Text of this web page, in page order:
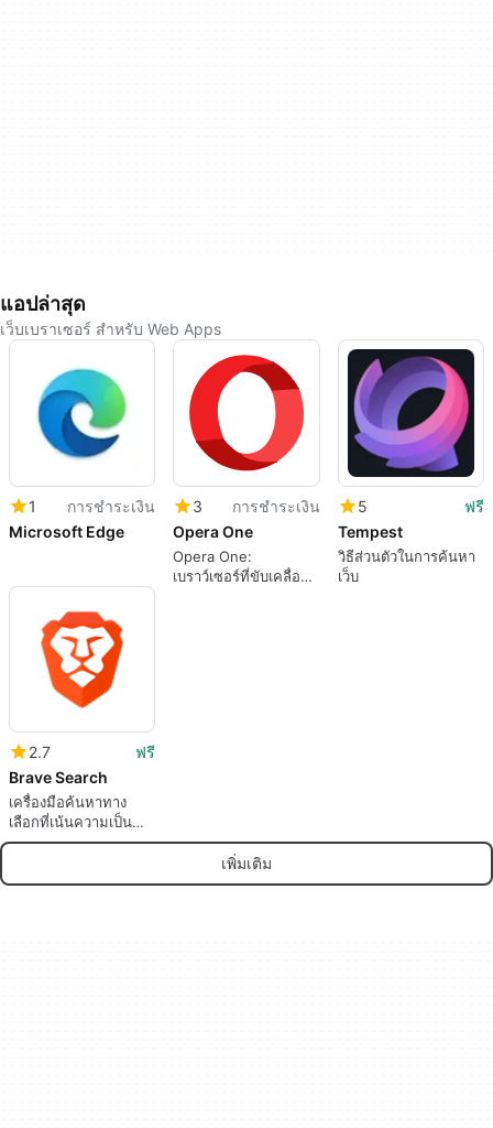
แอปล่าสุด
เว็บเบราเซอร์ สำหรับ Web Apps
1
การชำระเงิน
Microsoft Edge
3
การชำระเงิน
Opera One
Opera One:
เบราว์เซอร์ที่ขับเคลื่อน
5
ฟรี
Tempest
วิธีส่วนตัวในการค้นหา
เว็บ
2.7
ฟรี
Brave Search
เครื่องมือค้นหาทาง
เลือกที่เน้นความเป็น
ส่วนตัว
เพิ่มเติม